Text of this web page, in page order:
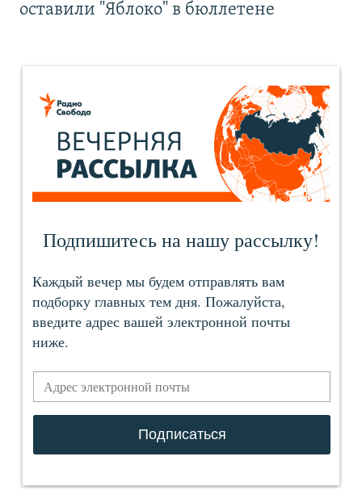
оставили "Яблоко" в бюллетене